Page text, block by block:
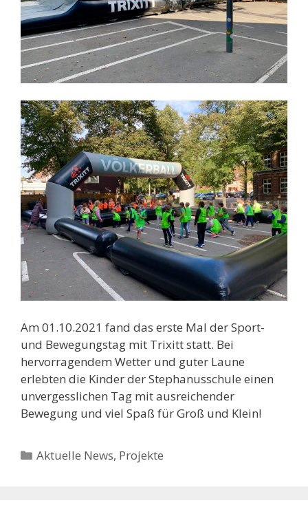
Am 01.10.2021 fand das erste Mal der Sport-
und Bewegungstag mit Trixitt statt. Bei
hervorragendem Wetter und guter Laune
erlebten die Kinder der Stephanusschule einen
unvergesslichen Tag mit ausreichender
Bewegung und viel Spaß für Groß und Klein!
Kategorien
Aktuelle News, Projekte